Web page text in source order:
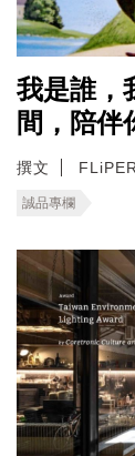
我是誰，
間，陪伴
撰文
誠品專欄